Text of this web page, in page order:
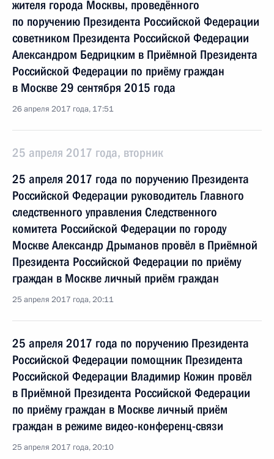
жителя города Москвы, проведённого
по поручению Президента Российской Федерации
советником Президента Российской Федерации
Александром Бедрицким в Приёмной Президента
Российской Федерации по приёму граждан
в Москве 29 сентября 2015 года
26 апреля 2017 года, 17:51
25 апреля 2017 года, вторник
25 апреля 2017 года по поручению Президента
Российской Федерации руководитель Главного
следственного управления Следственного
комитета Российской Федерации по городу
Москве Александр Дрыманов провёл в Приёмной
Президента Российской Федерации по приёму
граждан в Москве личный приём граждан
25 апреля 2017 года, 20:11
25 апреля 2017 года по поручению Президента
Российской Федерации помощник Президента
Российской Федерации Владимир Кожин провёл
в Приёмной Президента Российской Федерации
по приёму граждан в Москве личный приём
граждан в режиме видео-конференц-связи
25 апреля 2017 года, 20:10